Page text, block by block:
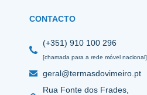
CONTACTO
(+351) 910 100 296
[chamada para a rede móvel nacional]
geral@termasdovimeiro.pt
Rua Fonte dos Frades,